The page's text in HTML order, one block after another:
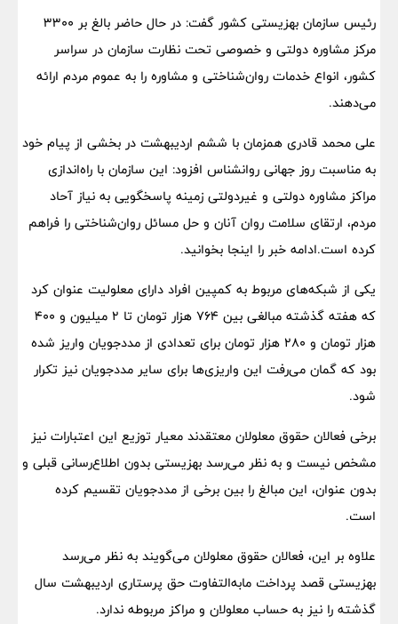
رئیس سازمان بهزیستی کشور گفت: در حال حاضر بالغ بر ۳۳۰۰
مرکز مشاوره دولتی و خصوصی تحت نظارت سازمان در سراسر
کشور، انواع خدمات روان‌شناختی و مشاوره را به عموم مردم ارائه
می‌دهند.
علی محمد قادری همزمان با ششم اردیبهشت در بخشی از پیام خود
به مناسبت روز جهانی روانشناس افزود: این سازمان با راه‌اندازی
مراکز مشاوره دولتی و غیردولتی زمینه پاسخگویی به نیاز آحاد
مردم، ارتقای سلامت روان آنان و حل مسائل روان‌شناختی را فراهم
کرده است.ادامه خبر را اینجا بخوانید.
یکی از شبکه‌های مربوط به کمپین افراد دارای معلولیت عنوان کرد
که هفته گذشته مبالغی بین ۷۶۴ هزار تومان تا ۲ میلیون و ۴۰۰
هزار تومان و ۲۸۰ هزار تومان برای تعدادی از مددجویان واریز شده
بود که گمان می‌رفت این واریزی‌ها برای سایر مددجویان نیز تکرار
شود.
برخی فعالان حقوق معلولان معتقدند معیار توزیع این اعتبارات نیز
مشخص نیست و به نظر می‌رسد بهزیستی بدون اطلاع‌رسانی قبلی و
بدون عنوان، این مبالغ را بین برخی از مددجویان تقسیم کرده
است.
علاوه بر این، فعالان حقوق معلولان می‌گویند به نظر می‌رسد
بهزیستی قصد پرداخت مابه‌التفاوت حق پرستاری اردیبهشت سال
گذشته را نیز به حساب معلولان و مراکز مربوطه ندارد.